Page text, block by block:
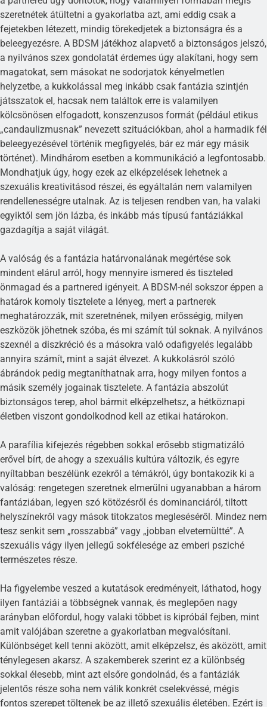
szeretnétek átültetni a gyakorlatba azt, ami eddig csak a
fejetekben létezett, mindig törekedjetek a biztonságra és a
beleegyezésre. A BDSM játékhoz alapvető a biztonságos jelszó,
a nyilvános szex gondolatát érdemes úgy alakítani, hogy sem
magatokat, sem másokat ne sodorjatok kényelmetlen
helyzetbe, a kukkolással meg inkább csak fantázia szintjén
játsszatok el, hacsak nem találtok erre is valamilyen
kölcsönösen elfogadott, konszenzusos formát (például etikus
„candaulizmusnak” nevezett szituációkban, ahol a harmadik fél
beleegyezésével történik megfigyelés, bár ez már egy másik
történet). Mindhárom esetben a kommunikáció a legfontosabb.
Mondhatjuk úgy, hogy ezek az elképzelések lehetnek a
szexuális kreativitásod részei, és egyáltalán nem valamilyen
rendellenességre utalnak. Az is teljesen rendben van, ha valaki
egyiktől sem jön lázba, és inkább más típusú fantáziákkal
gazdagítja a saját világát.
A valóság és a fantázia határvonalának megértése sok
mindent elárul arról, hogy mennyire ismered és tiszteled
önmagad és a partnered igényeit. A BDSM-nél sokszor éppen a
határok komoly tisztelete a lényeg, mert a partnerek
meghatározzák, mit szeretnének, milyen erősségig, milyen
eszközök jöhetnek szóba, és mi számít túl soknak. A nyilvános
szexnél a diszkréció és a másokra való odafigyelés legalább
annyira számít, mint a saját élvezet. A kukkolásról szóló
ábrándok pedig megtaníthatnak arra, hogy milyen fontos a
másik személy jogainak tisztelete. A fantázia abszolút
biztonságos terep, ahol bármit elképzelhetsz, a hétköznapi
életben viszont gondolkodnod kell az etikai határokon.
A parafília kifejezés régebben sokkal erősebb stigmatizáló
erővel bírt, de ahogy a szexuális kultúra változik, és egyre
nyíltabban beszélünk ezekről a témákról, úgy bontakozik ki a
valóság: rengetegen szeretnek elmerülni ugyanabban a három
fantáziában, legyen szó kötözésről és dominanciáról, tiltott
helyszínekről vagy mások titokzatos megleséséről. Mindez nem
tesz senkit sem „rosszabbá” vagy „jobban elvetemültté”. A
szexuális vágy ilyen jellegű sokfélesége az emberi psziché
természetes része.
Ha figyelembe veszed a kutatások eredményeit, láthatod, hogy
ilyen fantáziái a többségnek vannak, és meglepően nagy
arányban előfordul, hogy valaki többet is kipróbál fejben, mint
amit valójában szeretne a gyakorlatban megvalósítani.
Különbséget kell tenni aközött, amit elképzelsz, és aközött, amit
ténylegesen akarsz. A szakemberek szerint ez a különbség
sokkal élesebb, mint azt elsőre gondolnád, és a fantáziák
jelentős része soha nem válik konkrét cselekvéssé, mégis
fontos szerepet töltenek be az illető szexuális életében. Ezért is